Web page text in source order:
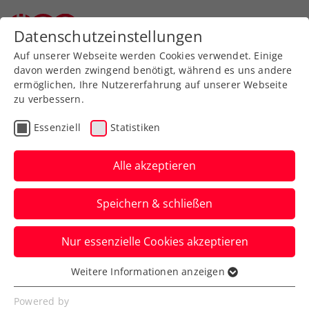
Zurück zur Newsübersicht
Rollstuhltennis
Rodionov, Kraus,
Oberleitner, Zechmeister
und die Jugend zeigen
international auf
Kalenderwoche 44 bringt den ÖTV-Assen
Datenschutzeinstellungen
Auf unserer Webseite werden Cookies verwendet. Einige
davon werden zwingend benötigt, während es uns andere
ermöglichen, Ihre Nutzererfahrung auf unserer Webseite
zu verbessern.
Essenziell Statistiken
Alle akzeptieren
Speichern & schließen
Nur essenzielle Cookies akzeptieren
Essenziell
Essenzielle Cookies werden für grundlegende
Weitere Informationen anzeigen
Powered by